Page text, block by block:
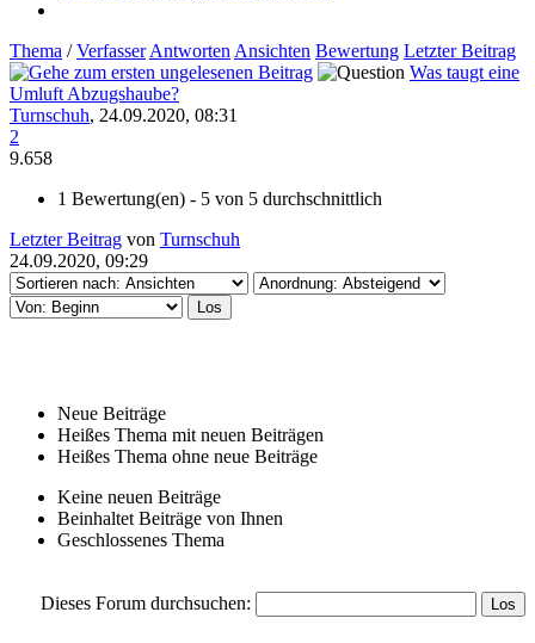
Thema /Verfasser Antworten Ansichten Bewertung Letzter Beitrag
Was taugt eine
Umluft Abzugshaube?
Turnschuh, 24.09.2020, 08:31
2
9.658
1 Bewertung(en) - 5 von 5 durchschnittlich
Letzter Beitrag von Turnschuh
24.09.2020, 09:29
Neue Beiträge
Heißes Thema mit neuen Beiträgen
Heißes Thema ohne neue Beiträge
Keine neuen Beiträge
Beinhaltet Beiträge von Ihnen
Geschlossenes Thema
Dieses Forum durchsuchen: